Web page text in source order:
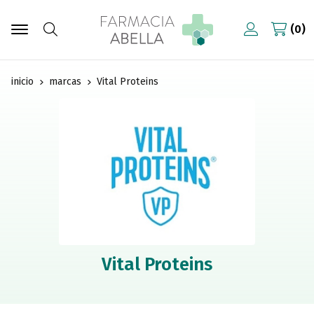
Buscar
0
inicio marcas Vital Proteins
Vital Proteins